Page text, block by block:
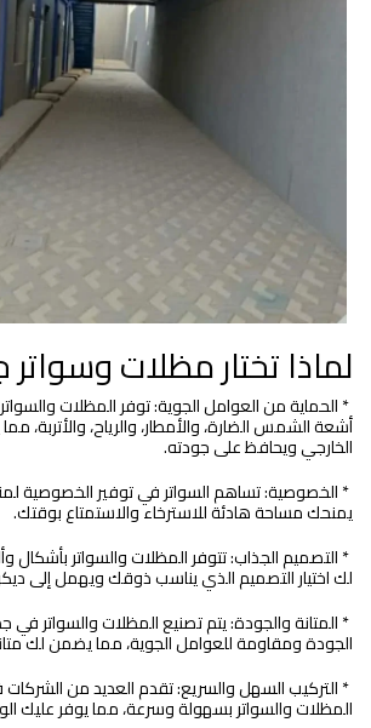
لماذا تختار مظلات وسواتر
* الحماية من العوامل الجوية: توفر المظلات والسواتر
أشعة الشمس الضارة، والأمطار، والرياح، والأتربة، مما
الخارجي ويحافظ على جودته.
* الخصوصية: تساهم السواتر في توفير الخصوصية
يمنحك مساحة هادئة للاسترخاء والاستمتاع بوقتك.
* التصميم الجذاب: تتوفر المظلات والسواتر بأشكال
لك اختيار التصميم الذي يناسب ذوقك ويهمل إلى
* المتانة والجودة: يتم تصنيع المظلات والسواتر في
الجودة ومقاومة للعوامل الجوية، مما يضمن لك متانة
* التركيب السهل والسريع: تقدم العديد من الشركات
المظلات والسواتر بسهولة وسرعة، مما يوفر عليك